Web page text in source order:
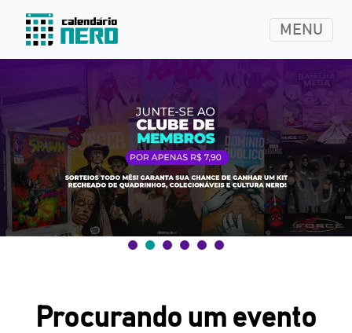
MENU
Procurando um evento